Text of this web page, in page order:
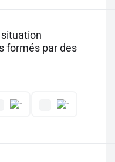
formés par des